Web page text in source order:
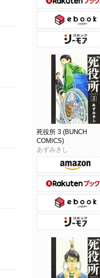
死役所 3 (BUNCH
COMICS)
あずみきし